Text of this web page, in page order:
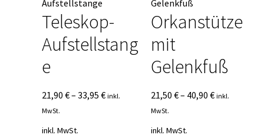
Teleskop-
Aufstellstang
e
21,90 €– 33,95 € inkl.
MwSt.
inkl. MwSt.
Orkanstütze
mit
Gelenkfuß
21,50€– 40,90€ inkl.
MwSt.
inkl. MwSt.